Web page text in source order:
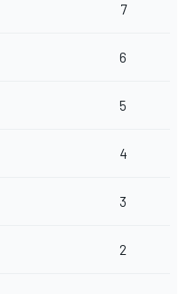
7
6
5
4
3
2